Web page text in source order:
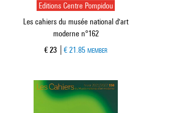
Editions Centre Pompidou
Les cahiers du musée national d'art
moderne n°162
Current price
€ 23 € 21.85 MEMBER